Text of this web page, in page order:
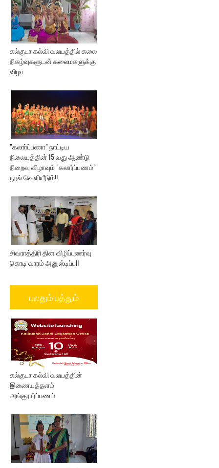
கல்குடா கல்வி வலயத்தில் கலை
நிகழ்வுகளுடன் கலைமகளுக்கு
விழா
"கலார்ப்பணா" நாட்டிய
நிலையத்தின் 15 வது ஆண்டு
நிறைவு விழாவும் "கலார்ப்பணம்"
நூல் வெளியீடும்!!
சிவராத்திரி தின விழிப்புணர்வு
கொடி வாரம் அனுஸ்டிப்பு!!
பலதும் பத்தும்
கல்குடா கல்வி வலயத்தின்
இணையத்தளம்
அங்குரார்ப்பணம்